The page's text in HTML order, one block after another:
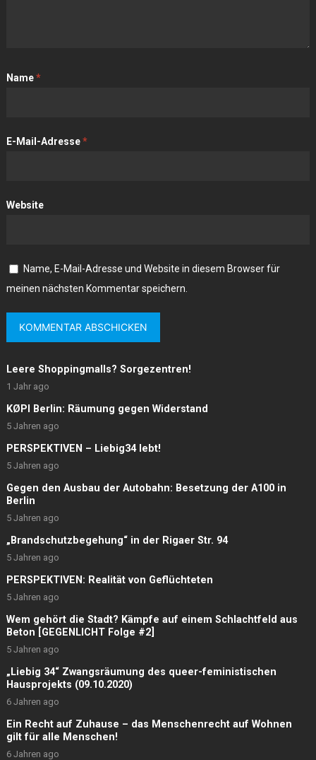
Name*
E-Mail-Adresse*
Website
Name, E-Mail-Adresse und Website in diesem Browser für
meinen nächsten Kommentar speichern.
Leere Shoppingmalls? Sorgezentren!
1 Jahr ago
KØPI Berlin: Räumung gegen Widerstand
5 Jahren ago
PERSPEKTIVEN – Liebig34 lebt!
5 Jahren ago
Gegen den Ausbau der Autobahn: Besetzung der A100 in
Berlin
5 Jahren ago
„Brandschutzbegehung“ in der Rigaer Str. 94
5 Jahren ago
PERSPEKTIVEN: Realität von Geflüchteten
5 Jahren ago
Wem gehört die Stadt? Kämpfe auf einem Schlachtfeld aus
Beton [GEGENLICHT Folge #2]
5 Jahren ago
„Liebig 34“ Zwangsräumung des queer-feministischen
Hausprojekts (09.10.2020)
6 Jahren ago
Ein Recht auf Zuhause – das Menschenrecht auf Wohnen
gilt für alle Menschen!
6 Jahren ago